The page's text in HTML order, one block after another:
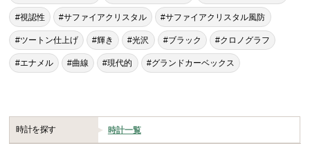
#視認性 #サファイアクリスタル #サファイアクリスタル風防
#ツートン仕上げ #輝き #光沢 #ブラック #クロノグラフ
#エナメル #曲線 #現代的 #グランドカーベックス
時計を探す 時計一覧